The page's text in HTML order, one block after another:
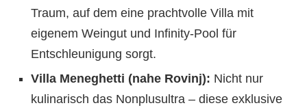
Traum, auf dem eine prachtvolle Villa mit
eigenem Weingut und Infinity-Pool für
Entschleunigung sorgt.
Villa Meneghetti (nahe Rovinj): Nicht nur
kulinarisch das Nonplusultra – diese exklusive